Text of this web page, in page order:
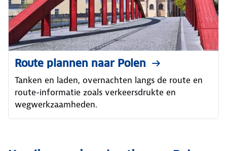
Route plannen naar Polen
Tanken en laden, overnachten langs de route en
route-informatie zoals verkeersdrukte en
wegwerkzaamheden.